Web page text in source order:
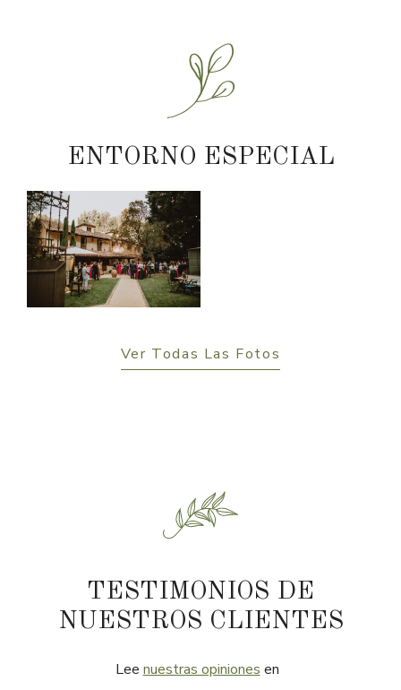
ENTORNO ESPECIAL
Ver Todas Las Fotos
TESTIMONIOS DE
NUESTROS CLIENTES
Lee nuestras opiniones en